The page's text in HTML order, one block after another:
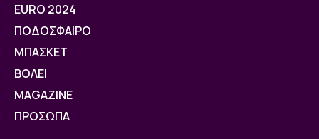
EURO 2024
ΠΟΔΟΣΦΑΙΡΟ
ΜΠΑΣΚΕΤ
ΒOΛΕΙ
MAGAZINE
ΠΡΟΣΩΠΑ